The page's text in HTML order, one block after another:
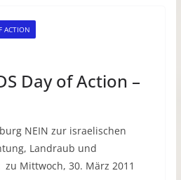
ACTION
Day of Action –
NEIN zur israelischen
Landraub und
Mittwoch, 30. März 2011